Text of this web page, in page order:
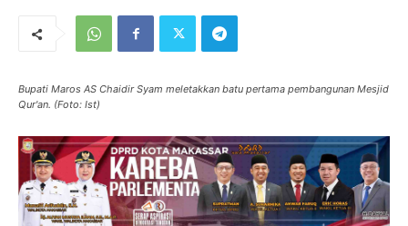
Bupati Maros AS Chaidir Syam meletakkan batu pertama pembangunan Mesjid
Qur'an. (Foto: Ist)